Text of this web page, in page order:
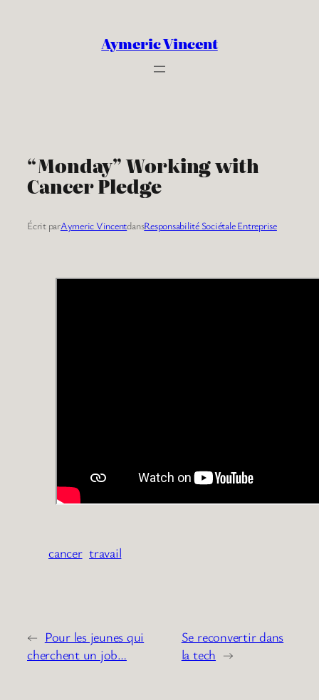
Aymeric Vincent
“Monday” Working with
Cancer Pledge
Écrit parAymeric VincentdansResponsabilité Sociétale Entreprise
cancer travail
← Pour les jeunes qui
cherchent un job…
Se reconvertir dans
la tech →